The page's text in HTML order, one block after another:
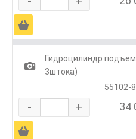
Ä
1
Гидроцилиндр
3штока)
55102-
- + 34
Ä